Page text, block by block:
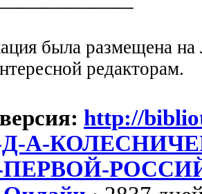
была размещена на
редакторам.
http://
Д-А-
ПЕРВОЙ-